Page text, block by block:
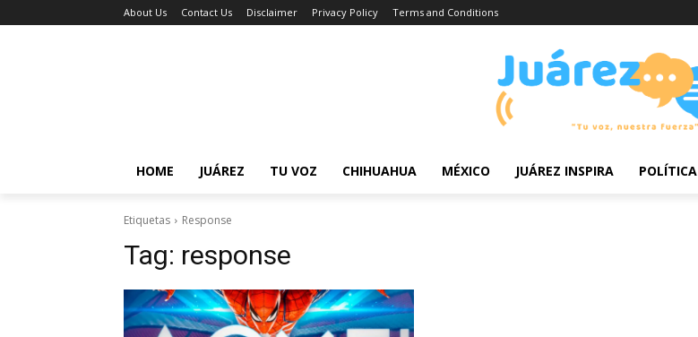
About Us Contact Us Disclaimer Privacy Policy Terms and Conditions
HOME JUÁREZ TU VOZ CHIHUAHUA MÉXICO JUÁREZ INSPIRA POLÍTICA
Etiquetas Response
Tag: response